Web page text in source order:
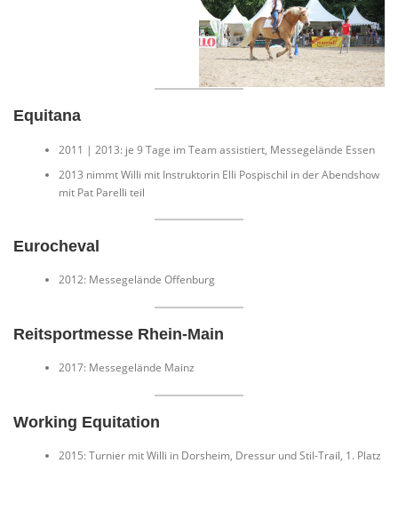
Equitana
2011 | 2013: je 9 Tage im Team assistiert, Messegelände Essen
2013 nimmt Willi mit Instruktorin Elli Pospischil in der Abendshow
mit Pat Parelli teil
Eurocheval
2012: Messegelände Offenburg
Reitsportmesse Rhein-Main
2017: Messegelände Mainz
Working Equitation
2015: Turnier mit Willi in Dorsheim, Dressur und Stil-Trail, 1. Platz